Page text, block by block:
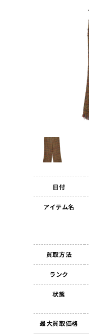
日付
アイテム名
買取方法
ランク
状態
最大買取価格